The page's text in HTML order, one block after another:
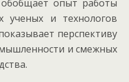
опыт работы
ученых и технологов
перспективу
и смежных